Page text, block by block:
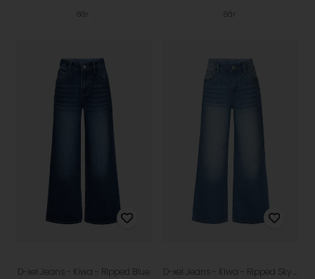
8år 8år
D-xel Jeans - Kiwa - Ripped Blue D-xel Jeans - Kiwa - Ripped Sky Blue